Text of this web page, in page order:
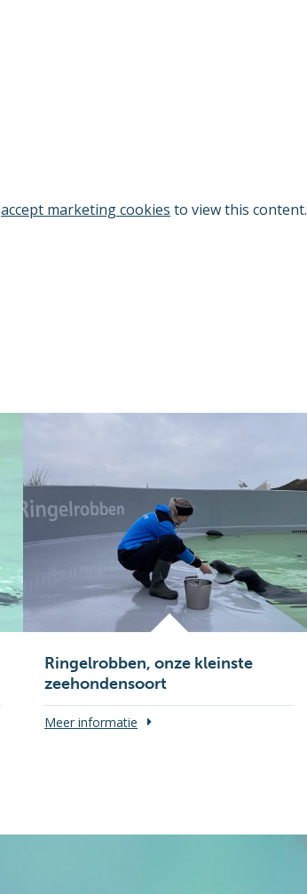
accept marketing cookies to view this content.
Ringelrobben, onze kleinste
zeehondensoort
Meer informatie